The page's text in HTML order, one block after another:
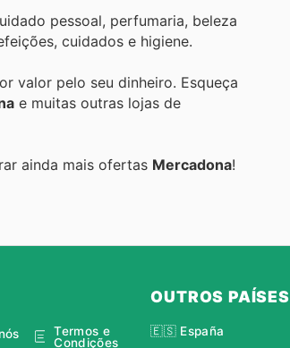
pessoal, perfumaria, beleza
cuidados e higiene.
valor pelo seu dinheiro. Esqueça
e muitas outras lojas de
ainda mais ofertas Mercadona!
Termos e
Condições
OUTROS PAÍSES
🇪🇸 España